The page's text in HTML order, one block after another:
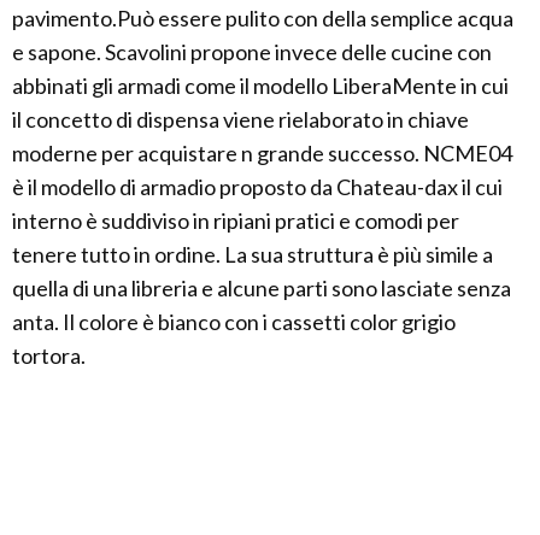
pavimento.Può essere pulito con della semplice acqua
e sapone. Scavolini propone invece delle cucine con
abbinati gli armadi come il modello LiberaMente in cui
il concetto di dispensa viene rielaborato in chiave
moderne per acquistare n grande successo. NCME04
è il modello di armadio proposto da Chateau-dax il cui
interno è suddiviso in ripiani pratici e comodi per
tenere tutto in ordine. La sua struttura è più simile a
quella di una libreria e alcune parti sono lasciate senza
anta. Il colore è bianco con i cassetti color grigio
tortora.